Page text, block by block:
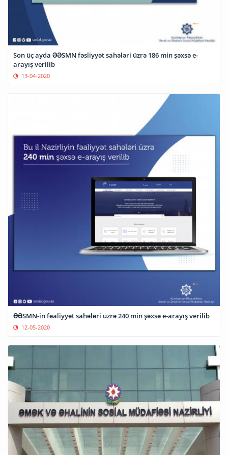
Son üç ayda ƏƏSMN fəsliyyət sahələri üzrə 186 min şəxsə e-
arayış verilib
13-04-2020
ƏƏSMN-in fəaliyyət sahələri üzrə 240 min şəxsə e-arayış verilib
12-05-2020